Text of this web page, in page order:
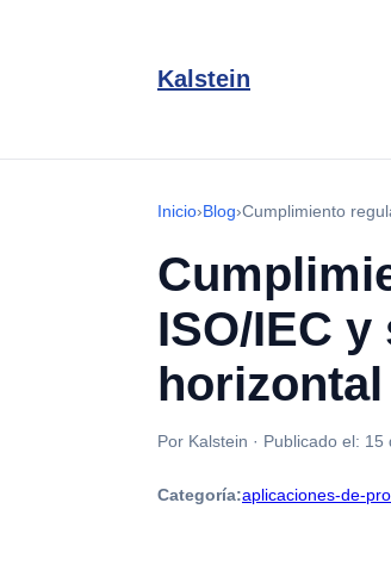
Kalstein
Inicio›Blog›Cumplimiento
ISO/IEC
horizontal
Por Kalstein · Publicado el: 15
Categoría:aplicaciones-de-